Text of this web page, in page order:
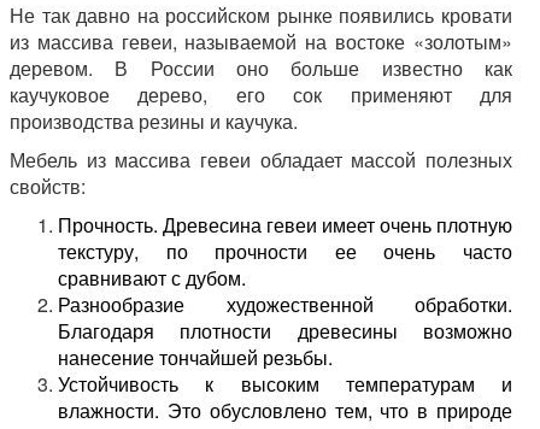
Не так давно на российском рынке появились кровати
из массива гевеи, называемой на востоке «золотым»
деревом. В России оно больше известно как
каучуковое дерево, его сок применяют для
производства резины и каучука.
Мебель из массива гевеи обладает массой полезных
свойств:
Прочность. Древесина гевеи имеет очень плотную
текстуру, по прочности ее очень часто
сравнивают с дубом.
Разнообразие художественной обработки.
Благодаря плотности древесины возможно
нанесение тончайшей резьбы.
Устойчивость к высоким температурам и
влажности. Это обусловлено тем, что в природе